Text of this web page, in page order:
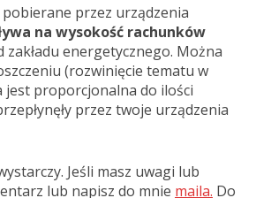
pobierane przez urządzenia
na wysokość rachunków
energetycznego. Można
(rozwinięcie tematu w
jest proporcjonalna do ilości
przez twoje urządzenia
Jeśli masz uwagi lub
lub napisz do mnie maila. Do